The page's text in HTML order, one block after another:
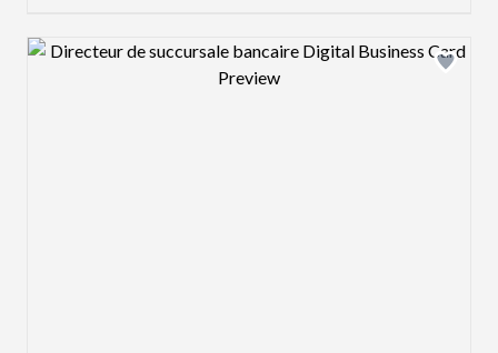
Design preview image